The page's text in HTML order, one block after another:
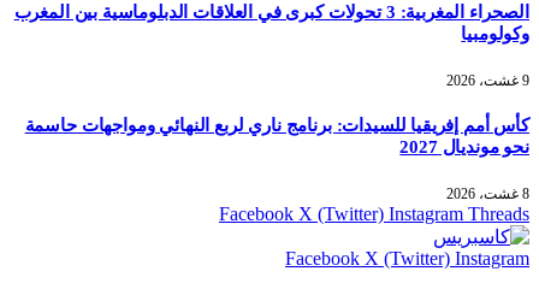
الصحراء المغربية: 3 تحولات كبرى في العلاقات الدبلوماسية بين المغرب
وكولومبيا
9 غشت، 2026
كأس أمم إفريقيا للسيدات: برنامج ناري لربع النهائي ومواجهات حاسمة
نحو مونديال 2027
8 غشت، 2026
Facebook X (Twitter) Instagram Threads
Facebook X (Twitter) Instagram